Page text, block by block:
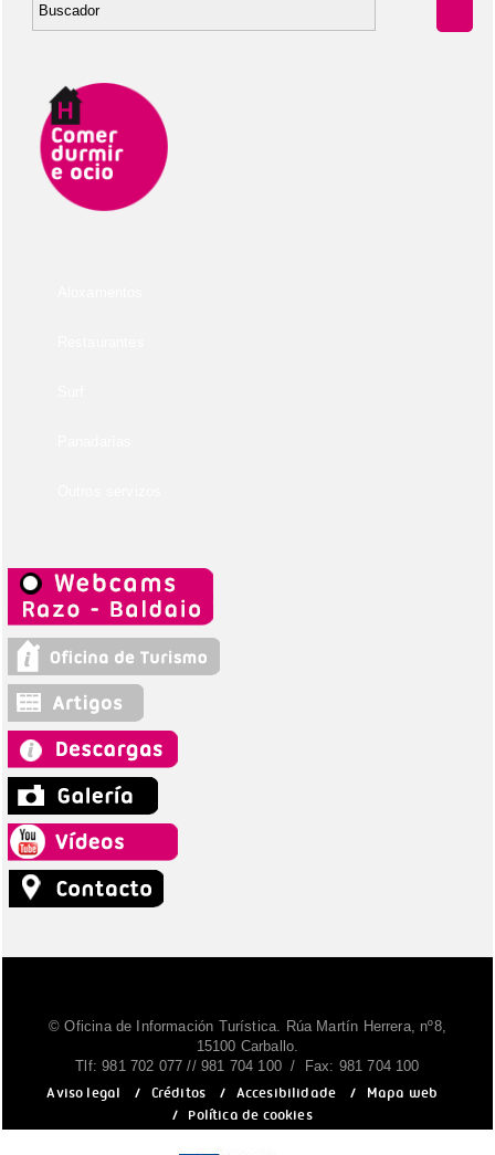
© Oficina de Información Turística. Rúa Martín Herrera, nº8,
15100 Carballo.
Tlf: 981 702 077 // 981 704 100 / Fax: 981 704 100
Aviso legal / Créditos / Accesibilidade /
Mapa web
/ Política de cookies